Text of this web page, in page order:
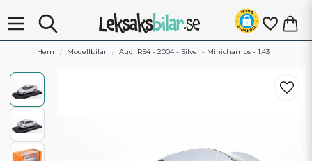
Hem Modellbilar Audi RS4 - 2004 - Silver - Minichamps - 1:43